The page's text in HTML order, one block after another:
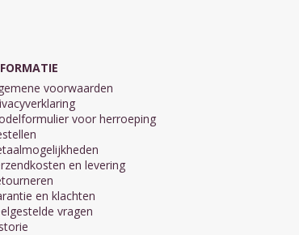
voorwaarden
voor herroeping
en levering
en klachten
vragen